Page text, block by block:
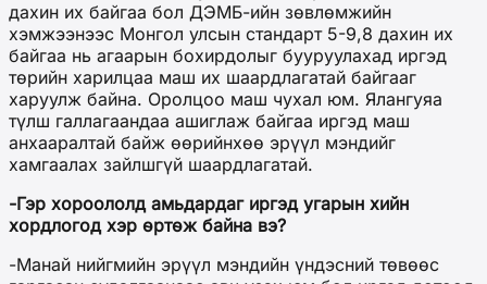
дахин их байгаа бол ДЭМБ-ийн зөвлөмжийн
хэмжээнээс Монгол улсын стандарт 5-9,8 дахин их
байгаа нь агаарын бохирдолыг бууруулахад иргэд
төрийн харилцаа маш их шаардлагатай байгааг
харуулж байна. Оролцоо маш чухал юм. Ялангуяа
түлш галлагаандаа ашиглаж байгаа иргэд маш
анхааралтай байж өөрийнхөө эрүүл мэндийг
хамгаалах зайлшгүй шаардлагатай.
-Гэр хороололд амьдардаг иргэд угарын хийн
хордлогод хэр өртөж байна вэ?
-Манай нийгмийн эрүүл мэндийн үндэсний төвөөс